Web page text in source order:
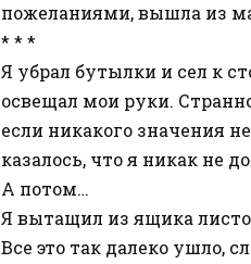
пожеланиями, вышла из
* * *
Я убрал бутылки и сел к
освещал мои руки.
если никакого значения
казалось, что я никак не
А потом…
Я вытащил из ящика
Все это так далеко ушло,